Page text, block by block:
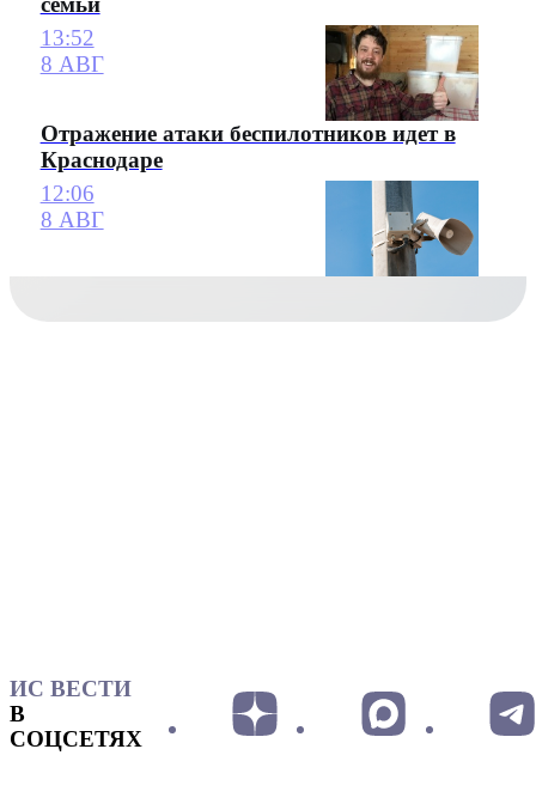
13:52
8 АВГ
Отражение атаки беспилотников идет в
Краснодаре
12:06
8 АВГ
ИС ВЕСТИ
В
СОЦСЕТЯХ